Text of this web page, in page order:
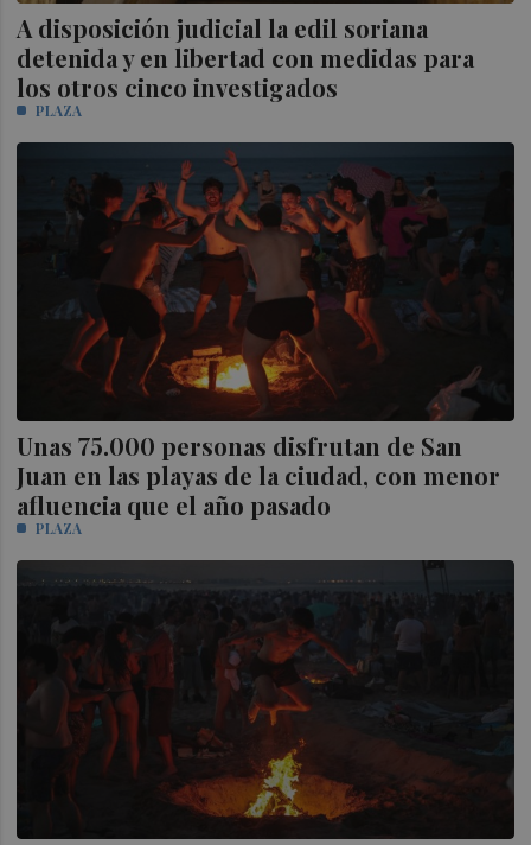
A disposición judicial la edil soriana
detenida y en libertad con medidas para
los otros cinco investigados
PLAZA
Unas 75.000 personas disfrutan de San
Juan en las playas de la ciudad, con menor
afluencia que el año pasado
PLAZA